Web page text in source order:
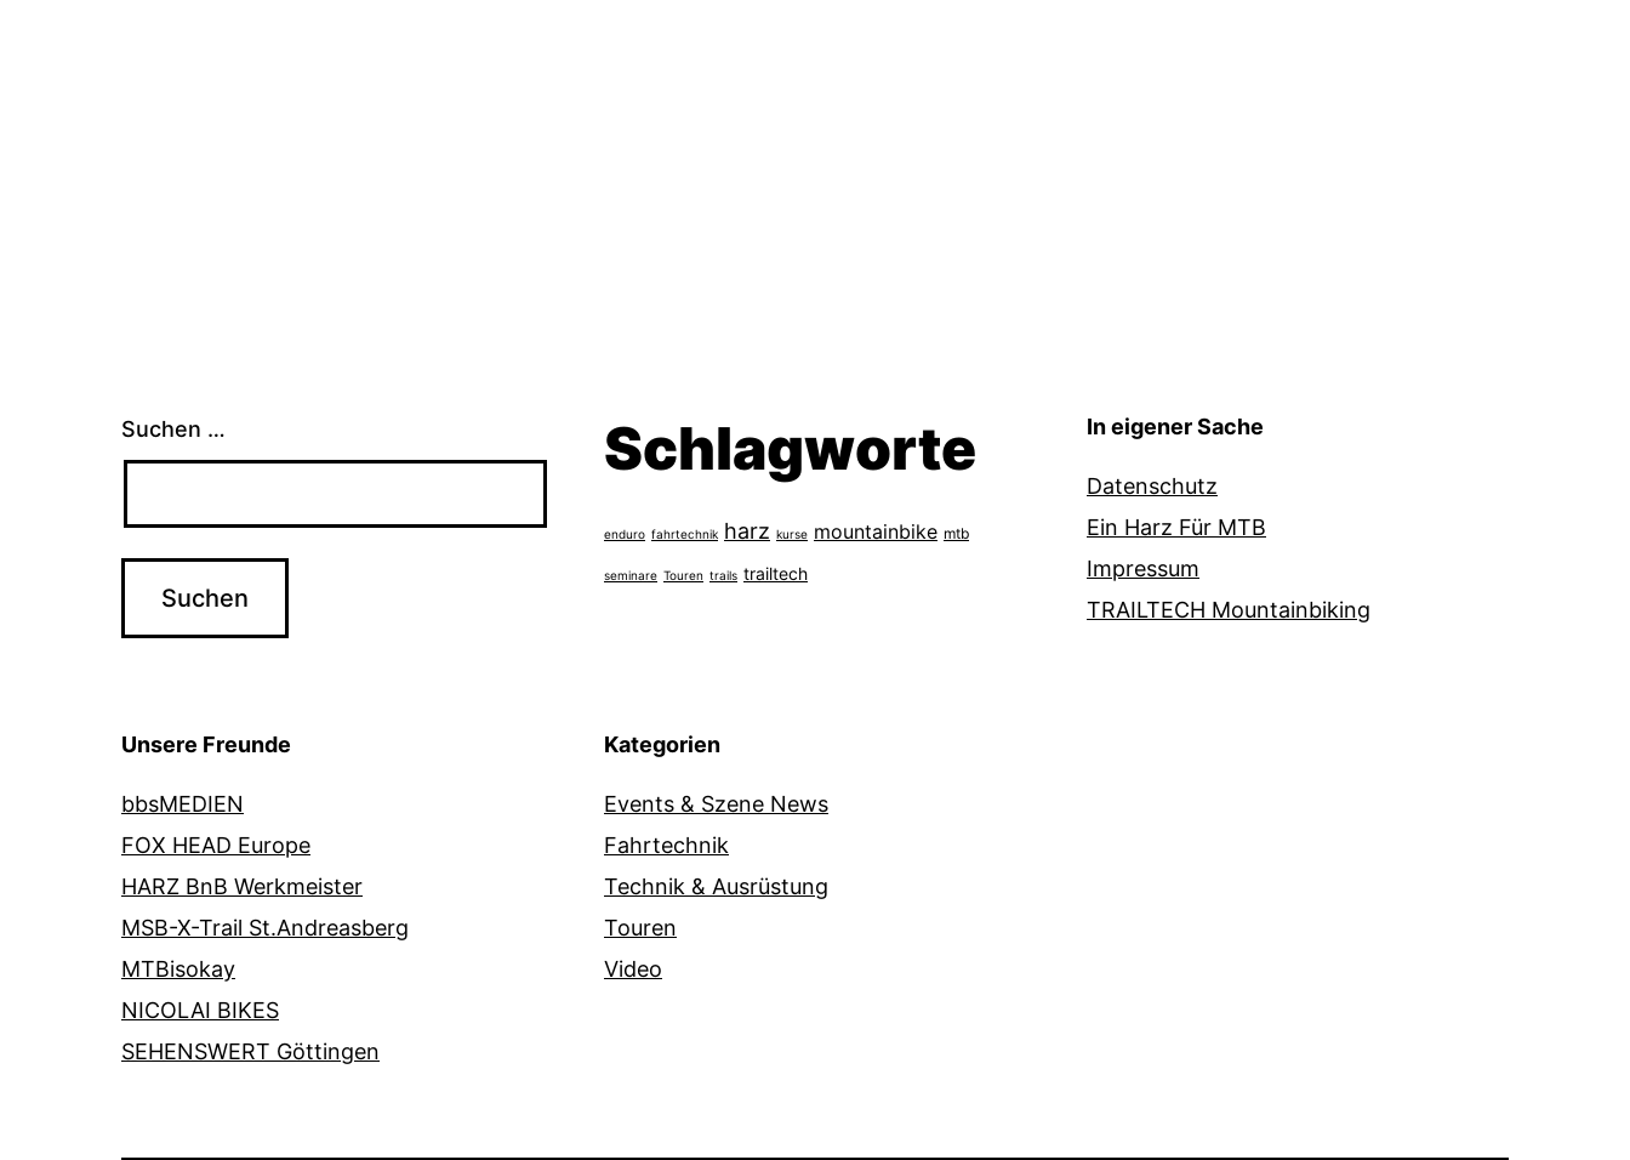
Suchen … Schlagworte
enduro fahrtechnik harz kurse mountainbike mtb
seminare Touren trails trailtech
In eigener Sache
Datenschutz
Ein Harz Für MTB
Impressum
TRAILTECH Mountainbiking
Unsere Freunde
bbsMEDIEN
FOX HEAD Europe
HARZ BnB Werkmeister
MSB-X-Trail St.Andreasberg
MTBisokay
NICOLAI BIKES
SEHENSWERT Göttingen
Kategorien
Events & Szene News
Fahrtechnik
Technik & Ausrüstung
Touren
Video